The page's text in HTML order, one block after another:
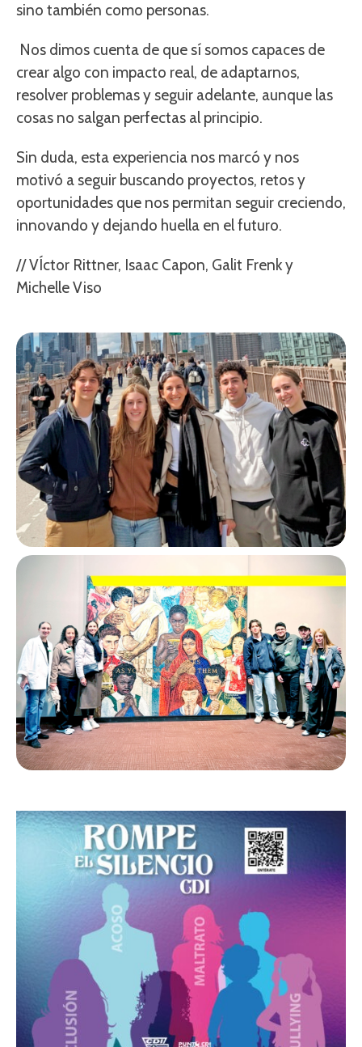
sino también como personas.
Nos dimos cuenta de que sí somos capaces de
crear algo con impacto real, de adaptarnos,
resolver problemas y seguir adelante, aunque las
cosas no salgan perfectas al principio.
Sin duda, esta experiencia nos marcó y nos
motivó a seguir buscando proyectos, retos y
oportunidades que nos permitan seguir creciendo,
innovando y dejando huella en el futuro.
// VÍctor Rittner, Isaac Capon, Galit Frenk y
Michelle Viso